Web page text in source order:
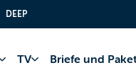
DEEP
TV Briefe und